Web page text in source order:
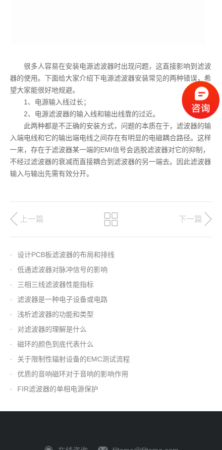
很多人容易在安装电源滤波器时出现问题，这直接影响到滤波
器的使用。下面给大家介绍下电源滤波器安装常见的两种错误，希
望大家能很好地规避。
1、电源输入线过长；
2、电源滤波器的输入线和输出线靠的过近。
此两种都是不正确的安装方式，问题的本质在于，滤波器的输
入端电线和它的输出端电线之间存在有明显的电磁耦合路径。这样
一来，存在于滤波器某一端的EMI信号会逃脱滤波器对它的抑制，
不经过滤波器的衰减而直接耦合到滤波器的另一端去。因此滤波器
输入与输出先需有效分开。
上一篇 下一篇
·
设计PCB板滤波器的布局和排线
·
低通滤波器对脉冲信号的影响
·
三相三线滤波器性能指标
·
滤波器是一种电子设备或电路
·
浅析滤波器的功能和类型
·
对滤波器的理解是什么
·
磁环的颜色到底代表什么
·
关于限制性辐射设备的EMC测试流程
·
优质的音响磁环对于音响的影响作用
·
FIR滤波器的单相电源保护